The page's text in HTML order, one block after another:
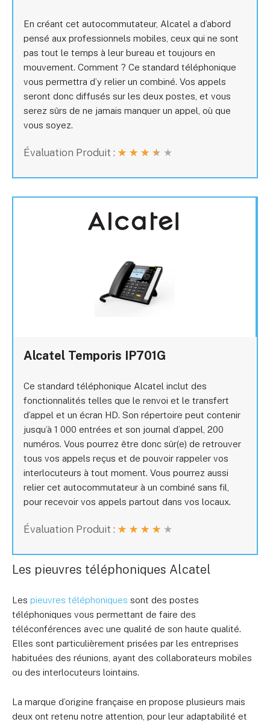
En créant cet autocommutateur, Alcatel a d’abord
pensé aux professionnels mobiles, ceux qui ne sont
pas tout le temps à leur bureau et toujours en
mouvement. Comment ? Ce standard téléphonique
vous permettra d’y relier un combiné. Vos appels
seront donc diffusés sur les deux postes, et vous
serez sûrs de ne jamais manquer un appel, où que
vous soyez.
Évaluation Produit : ★ ★ ★ ★ ★
Alcatel Temporis IP701G
Ce standard téléphonique Alcatel inclut des
fonctionnalités telles que le renvoi et le transfert
d’appel et un écran HD. Son répertoire peut contenir
jusqu’à 1 000 entrées et son journal d’appel, 200
numéros. Vous pourrez être donc sûr(e) de retrouver
tous vos appels reçus et de pouvoir rappeler vos
interlocuteurs à tout moment. Vous pourrez aussi
relier cet autocommutateur à un combiné sans fil,
pour recevoir vos appels partout dans vos locaux.
Évaluation Produit : ★ ★ ★ ★ ★
Les pieuvres téléphoniques Alcatel
Les pieuvres téléphoniques sont des postes
téléphoniques vous permettant de faire des
téléconférences avec une qualité de son haute qualité.
Elles sont particulièrement prisées par les entreprises
habituées des réunions, ayant des collaborateurs mobiles
ou des interlocuteurs lointains.
La marque d’origine française en propose plusieurs mais
deux ont retenu notre attention, pour leur adaptabilité et